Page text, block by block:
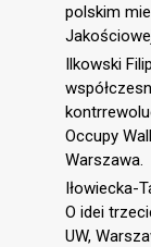
polskim
Ilkowski
Occupy
Warszawa.
Iłowiecka-
O idei
UW,